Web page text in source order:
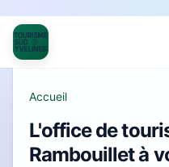
Accueil
L'office de
Rambouillet à